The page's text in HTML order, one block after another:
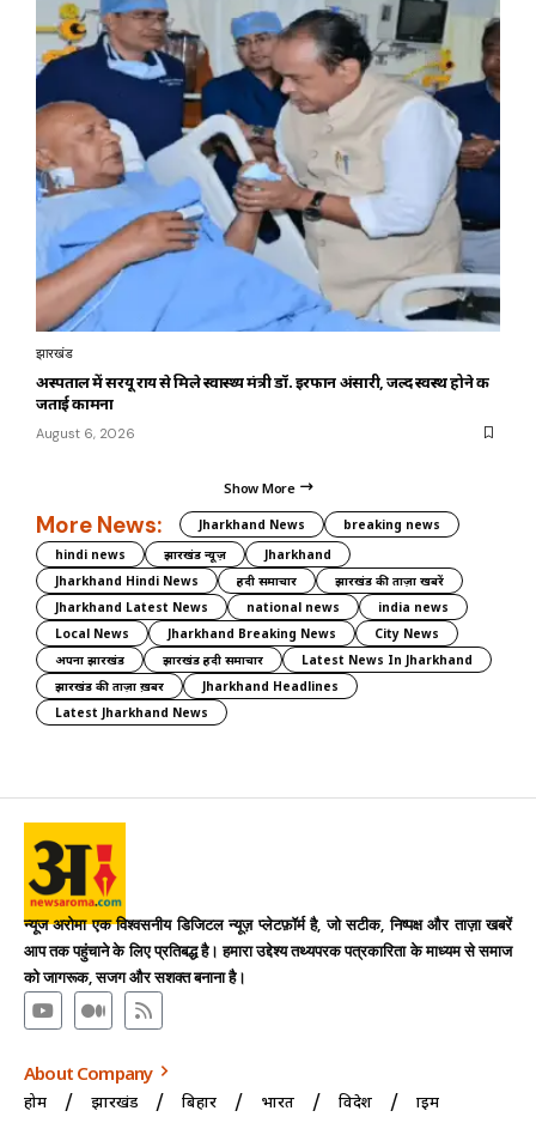
झारखंड
अस्पताल में सरयू राय से मिले स्वास्थ्य मंत्री डॉ. इरफान अंसारी, जल्द स्वस्थ होने की
जताई कामना
August 6, 2026
Show More
More News: Jharkhand News
breaking news
hindi news
झारखंड न्यूज़
Jharkhand
Jharkhand Hindi News
हिंदी समाचार
झारखंड की ताज़ा खबरें
Jharkhand Latest News
national news
india news
Local News
Jharkhand Breaking News
City News
अपना झारखंड
झारखंड हिंदी समाचार
Latest News In Jharkhand
झारखंड की ताज़ा ख़बर
Jharkhand Headlines
Latest Jharkhand News
न्यूज अरोमा एक विश्वसनीय डिजिटल न्यूज़ प्लेटफ़ॉर्म है, जो सटीक, निष्पक्ष और ताज़ा खबरें
आप तक पहुंचाने के लिए प्रतिबद्ध है। हमारा उद्देश्य तथ्यपरक पत्रकारिता के माध्यम से समाज
को जागरूक, सजग और सशक्त बनाना है।
About Company
होम झारखंड बिहार भारत विदेश
क्राइम